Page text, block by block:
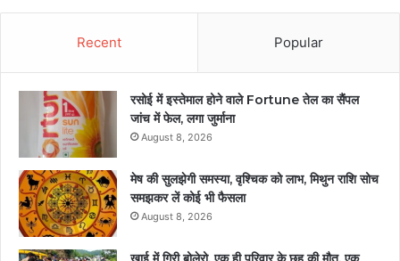
Recent Popular
रसोई में इस्तेमाल होने वाले Fortune तेल का सैंपल
जांच में फेल, लगा जुर्माना
August 8, 2026
मेष की सुलझेगी समस्या, वृश्चिक को लाभ, मिथुन राशि सोच
समझकर लें कोई भी फैसला
August 8, 2026